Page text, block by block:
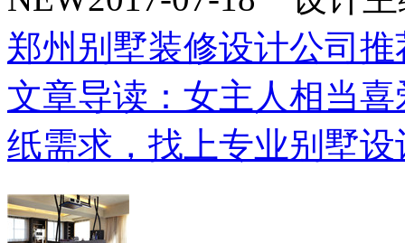
郑州别墅装修设计公司
文章导读：女主人相当
纸需求，找上专业别墅